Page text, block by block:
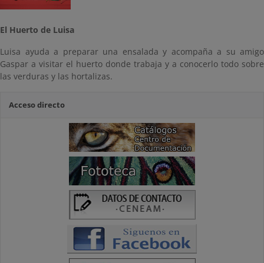
El Huerto de Luisa
Luisa ayuda a preparar una ensalada y acompaña a su amigo
Gaspar a visitar el huerto donde trabaja y a conocerlo todo sobre
las verduras y las hortalizas.
Acceso directo